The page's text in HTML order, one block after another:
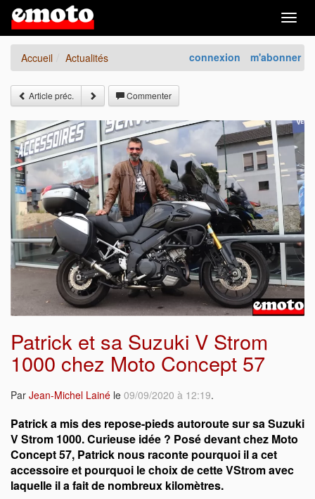
connexion m'abonner
Accueil Actualités
Article préc. Commenter
Patrick et sa Suzuki V Strom
1000 chez Moto Concept 57
Par Jean-Michel Lainé le 09/09/2020 à 12:19.
Patrick a mis des repose-pieds autoroute sur sa Suzuki
V Strom 1000. Curieuse idée ? Posé devant chez Moto
Concept 57, Patrick nous raconte pourquoi il a cet
accessoire et pourquoi le choix de cette VStrom avec
laquelle il a fait de nombreux kilomètres.